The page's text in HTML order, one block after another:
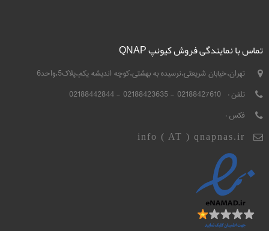
تماس با نمایندگی فروش کیونپ QNAP
تهران،خیابان شریعتی،نرسیده به بهشتی،کوچه اندیشه یکم،پلاک5،واحد6
تلفن : 02188427610 - 02188423635 - 02188442844
فکس :
info ( AT ) qnapnas.ir